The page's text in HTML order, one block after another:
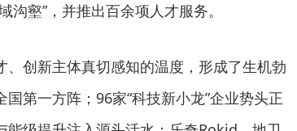
壑”，并推出百余项人才服务。
创新主体真切感知的温度，形成了生机勃
第一方阵；96家“科技新小龙”企业势头正